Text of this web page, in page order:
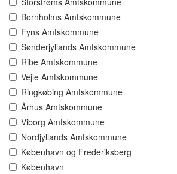
Bornholms Amtskommune
Fyns Amtskommune
Sønderjyllands Amtskommune
Ribe Amtskommune
Vejle Amtskommune
Ringkøbing Amtskommune
Århus Amtskommune
Viborg Amtskommune
Nordjyllands Amtskommune
København og Frederiksberg
København